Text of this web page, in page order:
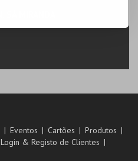
Eventos Cartões
Produtos
Login & Registo de Clientes